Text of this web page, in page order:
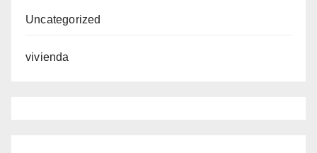
Uncategorized
vivienda